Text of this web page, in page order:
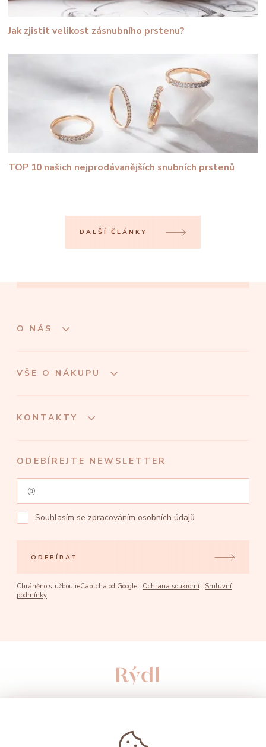
Jak zjistit velikost zásnubního prstenu?
TOP 10 našich nejprodávanějších snubních prstenů
DALŠÍ ČLÁNKY
O NÁS
VŠE O NÁKUPU
KONTAKTY
ODEBÍREJTE NEWSLETTER
Souhlasím se zpracováním osobních údajů
ODEBÍRAT
Chráněno službou reCaptcha od Google | Ochrana soukromí
Smluvní
podmínky